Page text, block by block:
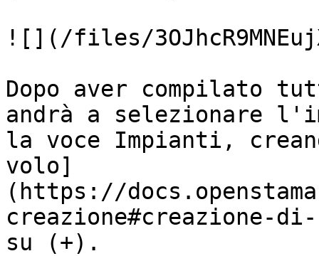
![](/files/
Dopo aver compilato
andrà a selezionare
la voce Impianti,
volo]
(https://
creazione#creazione-
su (+).